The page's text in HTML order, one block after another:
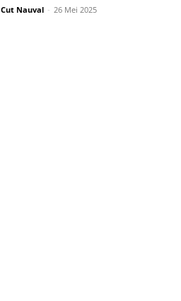
Cut Nauval - 26 Mei 2025